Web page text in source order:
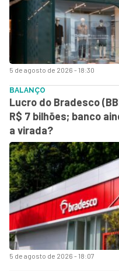
5 de agosto de 2026 - 18:30
5 de agosto de 2026 - 18:07
BALANÇO
Lucro do Bradesco
R$ 7 bilhões; banco
a virada?